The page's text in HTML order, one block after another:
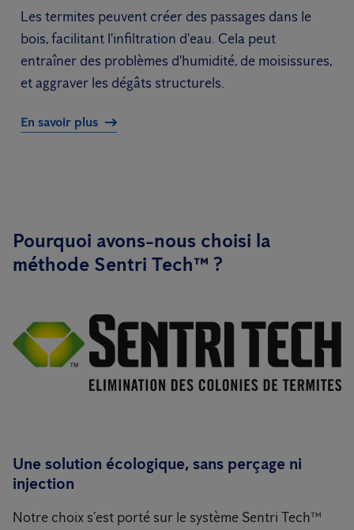
Les termites peuvent créer des passages dans le
bois, facilitant l'infiltration d'eau. Cela peut
entraîner des problèmes d'humidité, de moisissures,
et aggraver les dégâts structurels.
En savoir plus
Pourquoi avons-nous choisi la
méthode Sentri Tech™ ?
Une solution écologique, sans perçage ni
injection
Notre choix s’est porté sur le système Sentri Tech™